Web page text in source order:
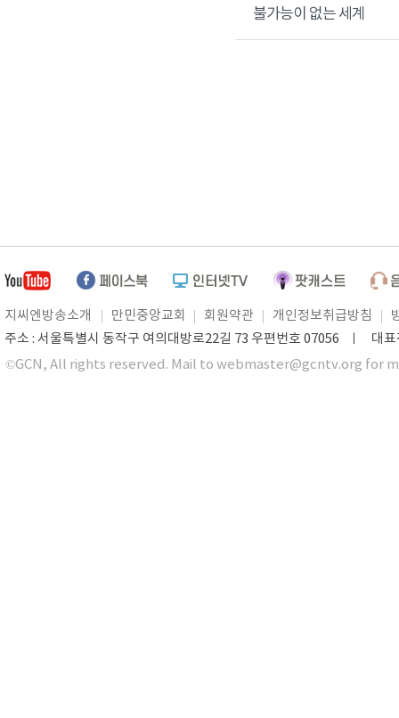
불가능이 없는 세계
지씨엔방송소개 만민중앙교회 회원약관 개인정보취급방침
주소 : 서울특별시 동작구 여의대방로22길 73 우편번호 07056 ㅣ 대
©GCN, All rights reserved. Mail to webmaster@gcntv.org for